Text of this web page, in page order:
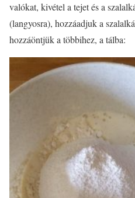
valókat, kivétel a tejet és a
(langyosra), hozzáadjuk a
hozzáöntjük a többihez, a tálba: